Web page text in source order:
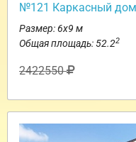
№121 Каркасный
Размер: 6х9 м
Общая площадь: 52.22
2422550